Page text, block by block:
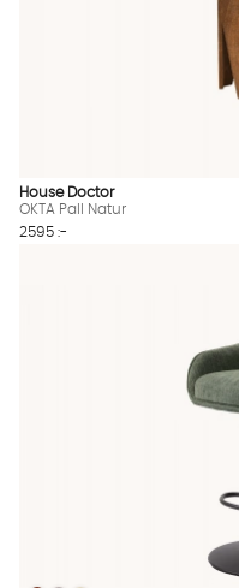
House Doctor
OKTA Pall Natur
2595 :-